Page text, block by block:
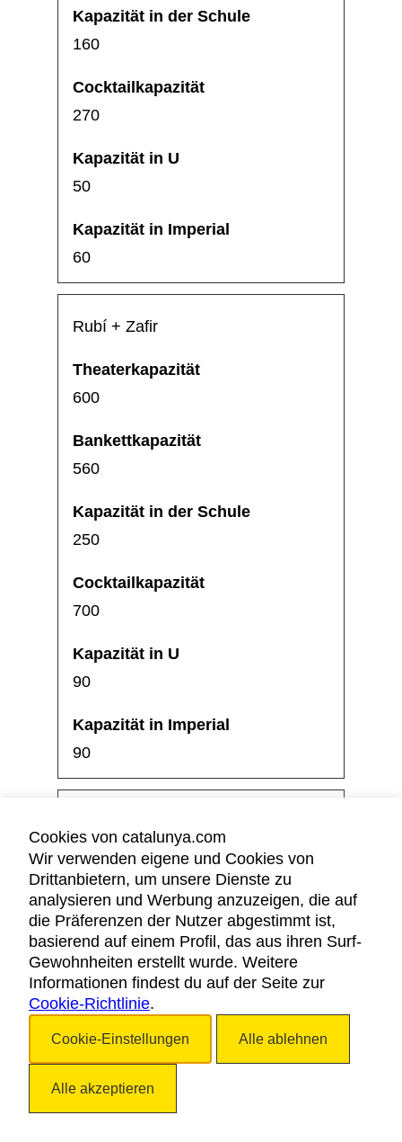
160
270
50
60
Rubí + Zafir
600
560
250
700
90
90
70
70
40
Cookies von catalunya.com
Wir verwenden eigene und Cookies von
Drittanbietern, um unsere Dienste zu
analysieren und Werbung anzuzeigen, die auf
die Präferenzen der Nutzer abgestimmt ist,
basierend auf einem Profil, das aus ihren Surf-
Gewohnheiten erstellt wurde. Weitere
Informationen findest du auf der Seite zur
Cookie-Richtlinie.
Cookie-Einstellungen Alle ablehnen
Alle akzeptieren